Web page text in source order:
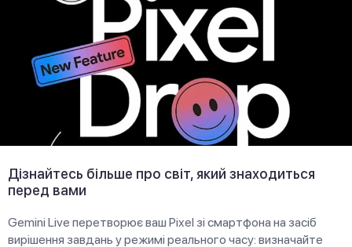
Дізнайтесь більше про світ, який знаходиться
перед вами
Gemini Live перетворює ваш Pixel зі смартфона на засіб
вирішення завдань у режимі реального часу: визначайте